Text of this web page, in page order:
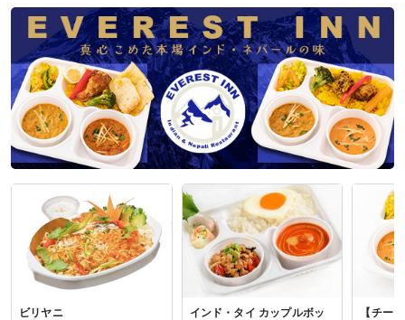
参加者の年齢：30代～40代男女比：男性多め
東京都江東区有明2025/03/21
極上炭火焼肉縁～ゑにし～の口コミをもっと見る
ビリヤニ
インド・タイ カップルボッ
【チー